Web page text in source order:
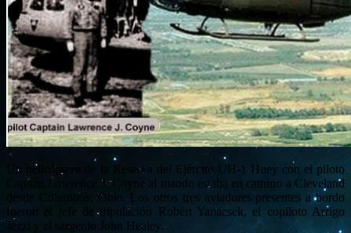
Un helicóptero de la Reserva del Ejército UH-1 Huey con el piloto
Capitán Lawrence J. Coyne al mando estaba en camino a Cleveland
desde Columbus, Ohio. Los otros tres aviadores presentes a bordo
fueron el jefe de tripulación Robert Yanacsek, el copiloto Arrigo
Jezzi y el sargento John Healey.